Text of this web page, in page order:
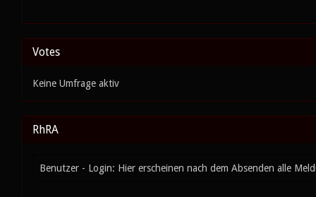
Votes
Keine Umfrage aktiv
RhRA
Benutzer - Login: Hier erscheinen nach dem Absenden alle